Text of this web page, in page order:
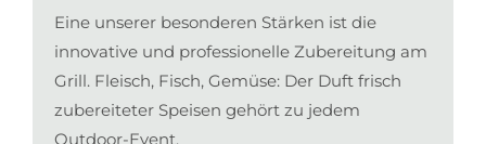
Eine unserer besonderen Stärken ist die
innovative und professionelle Zubereitung am
Grill. Fleisch, Fisch, Gemüse: Der Duft frisch
zubereiteter Speisen gehört zu jedem
Outdoor-Event.